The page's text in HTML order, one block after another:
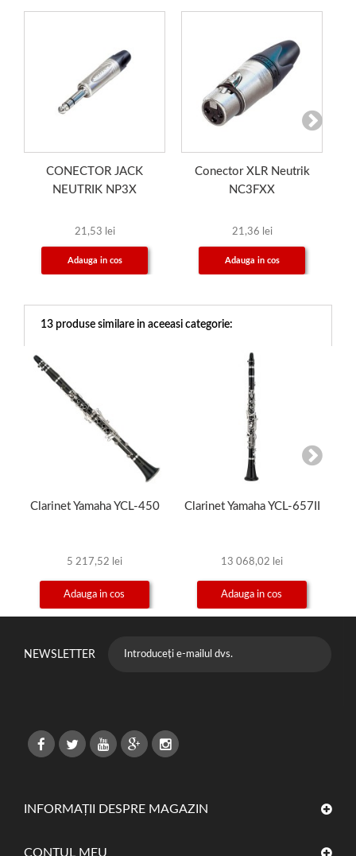
CONECTOR JACK
NEUTRIK NP3X
21,53 lei
Adauga in cos
Conector XLR Neutrik
NC3FXX
21,36 lei
Adauga in cos
13 produse similare in aceeasi categorie:
Clarinet Yamaha YCL-450
5 217,52 lei
Adauga in cos
Clarinet Yamaha YCL-657II
13 068,02 lei
Adauga in cos
NEWSLETTER
INFORMAȚII DESPRE MAGAZIN
CONTUL MEU